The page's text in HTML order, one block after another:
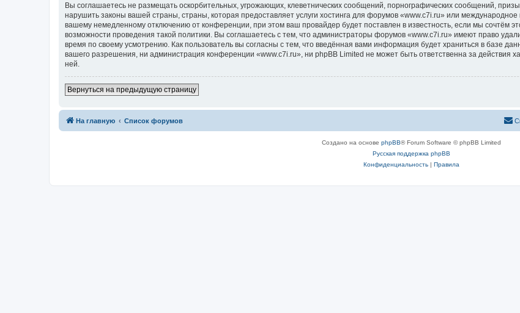
Вы соглашаетесь не размещать оскорбительных, угрожающих, клеветнических сообщений, порнографических сообщений,
нарушить законы вашей страны, страны, которая предоставляет услуги хостинга для форумов «www.c7i.ru» или
вашему немедленному отключению от конференции, при этом ваш провайдер будет поставлен в известность, если мы сочтём
возможности проведения такой политики. Вы соглашаетесь с тем, что администраторы форумов «www.c7i.ru» имеют право
время по своему усмотрению. Как пользователь вы согласны с тем, что введённая вами информация будет храниться в базе
вашего разрешения, ни администрация конференции «www.c7i.ru», ни phpBB Limited не может быть ответственна за действия
ней.
Вернуться на предыдущую страницу
На главную Список форумов
Создано на основе phpBB® Forum Software © phpBB Limited
Русская поддержка phpBB
Конфиденциальность| Правила